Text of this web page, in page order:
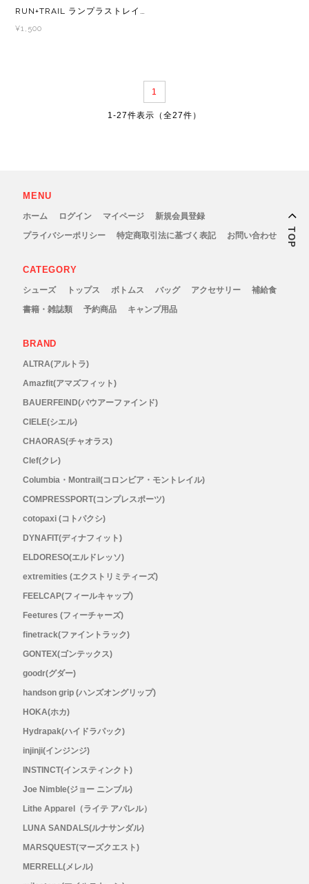
¥1,500
1
1-27件表示（全27件）
MENU
ホーム ログイン マイページ
新規会員登録
プライバシーポリシー
特定商取引法に基づく表記 お問い合わせ
CATEGORY
シューズ トップス ボトムス バッグ アクセサリー
補給食
書籍・雑誌類
予約商品 キャンプ用品
BRAND
ALTRA(アルトラ)
Amazfit(アマズフィット)
BAUERFEIND(バウアーファインド)
CIELE(シエル)
CHAORAS(チャオラス)
Clef(クレ)
Columbia・Montrail(コロンビア・モントレイル)
COMPRESSPORT(コンプレスポーツ)
cotopaxi (コトパクシ)
DYNAFIT(ディナフィット)
ELDORESO(エルドレッソ)
extremities (エクストリミティーズ)
FEELCAP(フィールキャップ)
Feetures (フィーチャーズ)
finetrack(ファイントラック)
GONTEX(ゴンテックス)
goodr(グダー)
handson grip (ハンズオングリップ)
HOKA(ホカ)
Hydrapak(ハイドラパック)
injinji(インジンジ)
INSTINCT(インスティンクト)
Joe Nimble(ジョー ニンブル)
Lithe Apparel（ライテ アパレル）
LUNA SANDALS(ルナサンダル)
MARSQUEST(マーズクエスト)
MERRELL(メレル)
TOP